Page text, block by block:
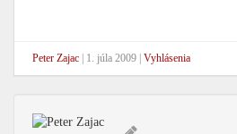
Peter Zajac 1. júla 2009 Vyhlásenia